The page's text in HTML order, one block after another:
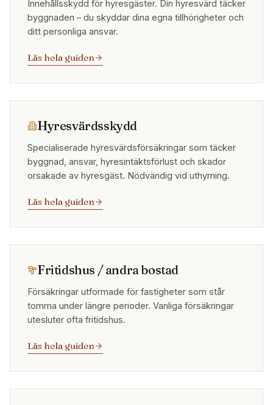
Innehållsskydd för hyresgäster. Din hyresvärd täcker
byggnaden – du skyddar dina egna tillhörigheter och
ditt personliga ansvar.
Läs hela guiden
Hyresvärdsskydd
Specialiserade hyresvärdsförsäkringar som täcker
byggnad, ansvar, hyresintäktsförlust och skador
orsakade av hyresgäst. Nödvändig vid uthyrning.
Läs hela guiden
Fritidshus / andra bostad
Försäkringar utformade för fastigheter som står
tomma under längre perioder. Vanliga försäkringar
utesluter ofta fritidshus.
Läs hela guiden